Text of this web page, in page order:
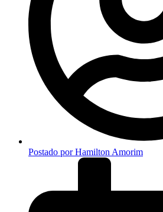
Postado porHamilton Amorim